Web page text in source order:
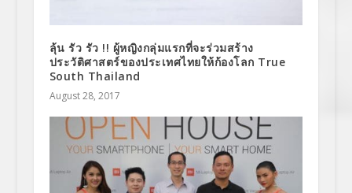
ลุ้น รัว รัว !! ผู้หญิงกลุ่มแรกที่จะร่วมสร้าง
ประวัติศาสตร์ของประเทศไทยให้ก้องโลก True
South Thailand
August 28, 2017